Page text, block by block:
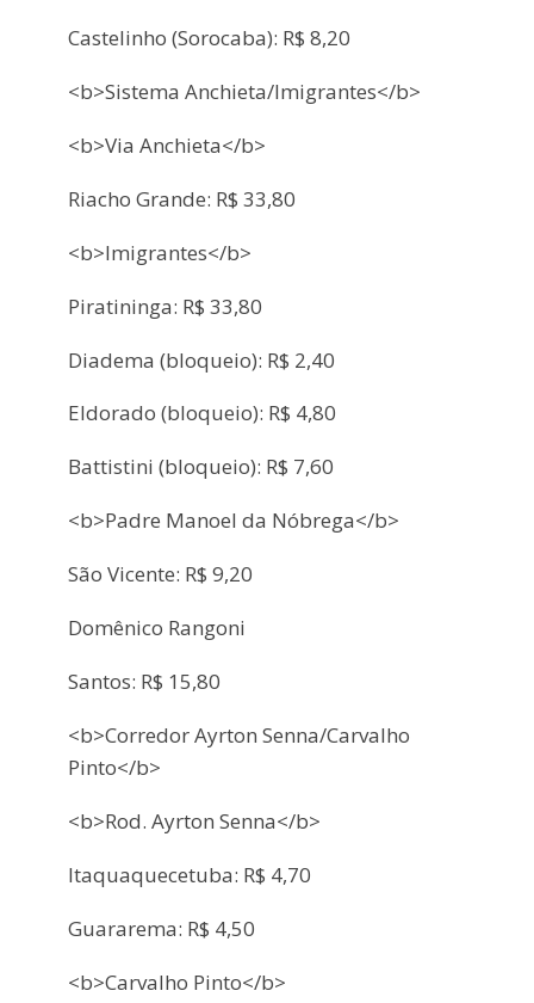
Castelinho (Sorocaba): R$ 8,20
<b>Sistema Anchieta/Imigrantes</b>
<b>Via Anchieta</b>
Riacho Grande: R$ 33,80
<b>Imigrantes</b>
Piratininga: R$ 33,80
Diadema (bloqueio): R$ 2,40
Eldorado (bloqueio): R$ 4,80
Battistini (bloqueio): R$ 7,60
<b>Padre Manoel da Nóbrega</b>
São Vicente: R$ 9,20
Domênico Rangoni
Santos: R$ 15,80
<b>Corredor Ayrton Senna/Carvalho
Pinto</b>
<b>Rod. Ayrton Senna</b>
Itaquaquecetuba: R$ 4,70
Guararema: R$ 4,50
<b>Carvalho Pinto</b>